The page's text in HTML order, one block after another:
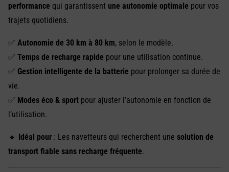
performance qui garantissent une autonomie optimale pour vos
trajets quotidiens.
✅ Autonomie de 30 km à 80 km, selon le modèle.
✅ Temps de recharge rapide pour une utilisation continue.
✅ Gestion intelligente de la batterie pour prolonger sa durée de
vie.
✅ Modes éco & sport pour ajuster l’autonomie en fonction de
l’utilisation.
🔹 Idéal pour : Les navetteurs qui recherchent une solution de
transport fiable sans recharge fréquente.